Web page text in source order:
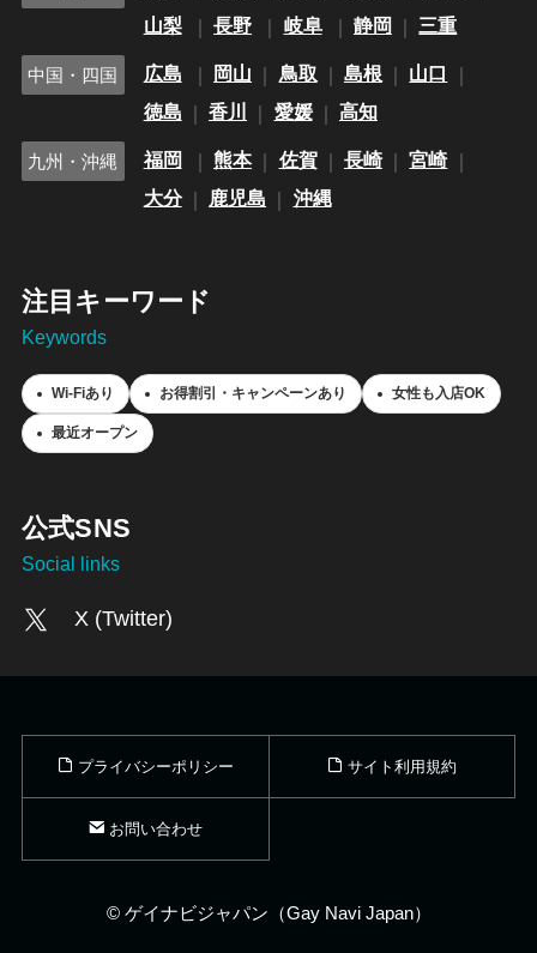
山梨
長野 岐阜 静岡 三重
中国・四国 広島 岡山 鳥取 島根
山口
徳島
香川 愛媛 高知
九州・沖縄 福岡 熊本 佐賀 長崎
宮崎
大分
鹿児島 沖縄
注目キーワード
Keywords
Wi-Fiあり お得割引・キャンペーンあり 女性も入店OK
最近オープン
公式SNS
Social links
X (Twitter)
プライバシーポリシー サイト利用規約
お問い合わせ
©ゲイナビジャパン（Gay Navi Japan）